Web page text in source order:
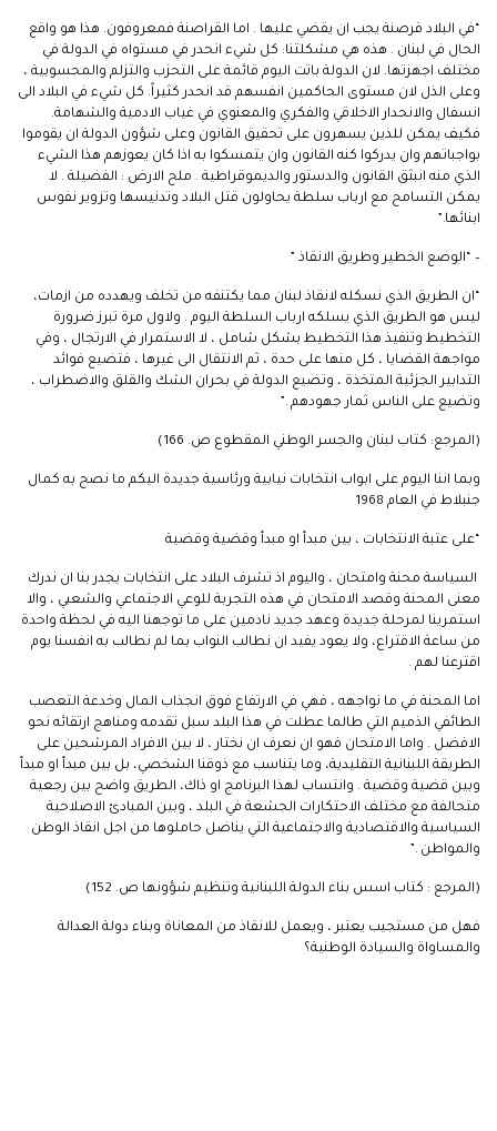
“في البلاد قرصنة يجب ان يقضي عليها . اما القراصنة فمعروفون. هذا هو واقع
الحال في لبنان . هذه هي مشكلتنا: كل شيء انحدر في مستواه في الدولة في
مختلف اجهزتها. لان الدولة باتت اليوم قائمة على التحزب والتزلم والمحسوبية ،
وعلى الذل لان مستوى الحاكمين انفسهم قد انحدر كثيراً. كل شيء في البلاد الى
انسفال والانحدار الاخلاقي والفكري والمعنوي في غياب الادمية والشهامة.
فكيف يمكن للذين يسهرون على تحقيق القانون وعلى شؤون الدولة ان يقوموا
بواجباتهم وان يدركوا كنه القانون وان يتمسكوا به اذا كان يعوزهم هذا الشيء
الذي منه انبثق القانون والدستور والديموقراطية . ملح الارض : الفضيلة . لا
يمكن التسامح مع ارباب سلطة يحاولون قتل البلاد وتدنيسها وتزوير نفوس
ابنائها.”
– “الوضع الخطير وطريق الانقاذ ”
“ان الطريق الذي نسكله لانقاذ لبنان مما يكتنفه من تخلف ويهدده من ازمات،
ليس هو الطريق الذي يسلكه ارباب السلطة اليوم . ولاول مرة تبرز ضرورة
التخطيط وتنفيذ هذا التخطيط بشكل شامل ، لا الاستمرار في الارتجال ، وفي
مواجهة القضايا ، كل منها على حدة ، ثم الانتقال الى غيرها ، فتضيع فوائد
التدابير الجزئية المتخذة ، وتضيع الدولة في بحران الشك والقلق والاضطراب ،
وتضيع على الناس ثمار جهودهم .”
(المرجع: كتاب لبنان والجسر الوطني المقطوع ص. 166)
وبما اننا اليوم على ابواب انتخابات نيابية ورئاسية جديدة اليكم ما نصح به كمال
جنبلاط في العام 1968
“على عتبة الانتخابات ، بين مبدأ او مبدأ وقضية وقضية
السياسة محنة وامتحان ، واليوم اذ تشرف البلاد على انتخابات يجدر بنا ان ندرك
معنى المحنة وقصد الامتحان في هذه التجربة للوعي الاجتماعي والشعبي ، والا
استمرينا لمرحلة جديدة وعهد جديد نادمين على ما توجهنا اليه في لحظة واحدة
من ساعة الاقتراع، ولا يعود يفيد ان نطالب النواب بما لم نطالب به انفسنا يوم
اقترعنا لهم .
اما المحنة في ما نواجهه ، فهي في الارتفاع فوق انجذاب المال وخدعة التعصب
الطائفي الذميم التي طالما عطلت في هذا البلد سبل تقدمه ومناهج ارتقائه نحو
الافضل . واما الامتحان فهو ان نعرف ان نختار ، لا بين الافراد المرشحين على
الطريقة اللبنانية التقليدية، وما يتناسب مع ذوقنا الشخصي، بل بين مبدأ او مبدأ
وبين قضية وقضية . وانتساب لهذا البرنامج او ذاك، الطريق واضح بين رجعية
متحالفة مع مختلف الاحتكارات الجشعة في البلد ، وبين المبادئ الاصلاحية
السياسية والاقتصادية والاجتماعية التي يناضل حاملوها من اجل انقاذ الوطن
والمواطن .”
(المرجع : كتاب اسس بناء الدولة اللبنانية وتنظيم شؤونها ص. 152)
فهل من مستجيب يعتبر ، ويعمل للانقاذ من المعاناة وبناء دولة العدالة
والمساواة والسيادة الوطنية؟